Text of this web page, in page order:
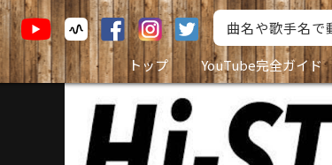
トップ
YouTube完全ガイド